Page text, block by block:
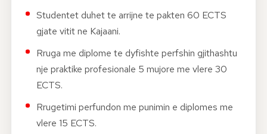
Studentet duhet te arrijne te pakten 60 ECTS
gjate vitit ne Kajaani.
Rruga me diplome te dyfishte perfshin gjithashtu
nje praktike profesionale 5 mujore me vlere 30
ECTS.
Rrugetimi perfundon me punimin e diplomes me
vlere 15 ECTS.